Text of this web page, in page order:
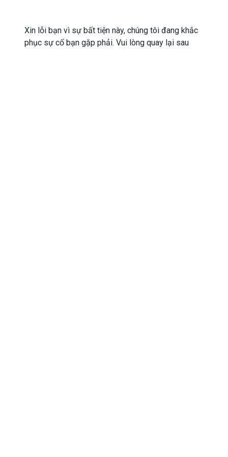
Xin lỗi bạn vì sự bất tiện này, chúng tôi đang khắc
phục sự cố bạn gặp phải. Vui lòng quay lại sau